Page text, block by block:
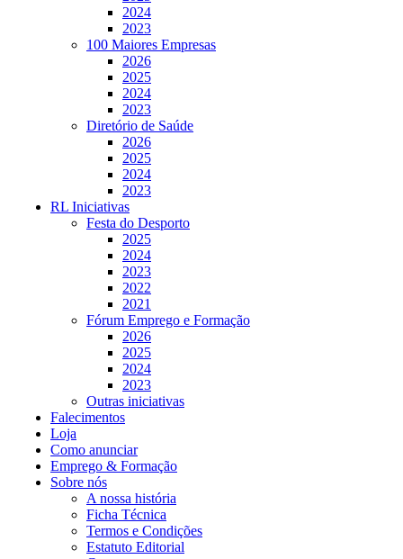
2024
2023
100 Maiores Empresas
2026
2025
2024
2023
Diretório de Saúde
2026
2025
2024
2023
RL Iniciativas
Festa do Desporto
2025
2024
2023
2022
2021
Fórum Emprego e Formação
2026
2025
2024
2023
Outras iniciativas
Falecimentos
Loja
Como anunciar
Emprego & Formação
Sobre nós
A nossa história
Ficha Técnica
Termos e Condições
Estatuto Editorial